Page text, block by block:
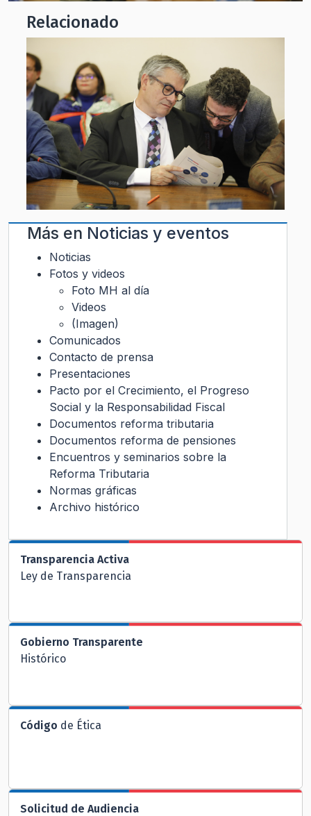
Relacionado
Más en Noticias y eventos
Noticias
Fotos y videos
Foto MH al día
Videos
(Imagen)
Comunicados
Contacto de prensa
Presentaciones
Pacto por el Crecimiento, el Progreso
Social y la Responsabilidad Fiscal
Documentos reforma tributaria
Documentos reforma de pensiones
Encuentros y seminarios sobre la
Reforma Tributaria
Normas gráficas
Archivo histórico
Transparencia Activa
Ley de Transparencia
Gobierno Transparente
Histórico
Código de Ética
Solicitud de Audiencia